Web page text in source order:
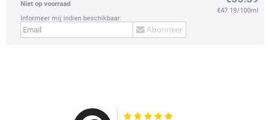
Niet op voorraad
Informeer mij indien beschikbaar:
Abonneer
€47.19/100ml